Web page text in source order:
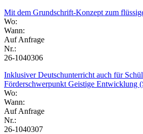
Mit dem Grundschrift-Konzept zum
Wo:
Wann:
Auf Anfrage
Nr.:
26-1040306
Inklusiver Deutschunterricht auch für
Förderschwerpunkt Geistige Entwicklung
Wo:
Wann:
Auf Anfrage
Nr.:
26-1040307